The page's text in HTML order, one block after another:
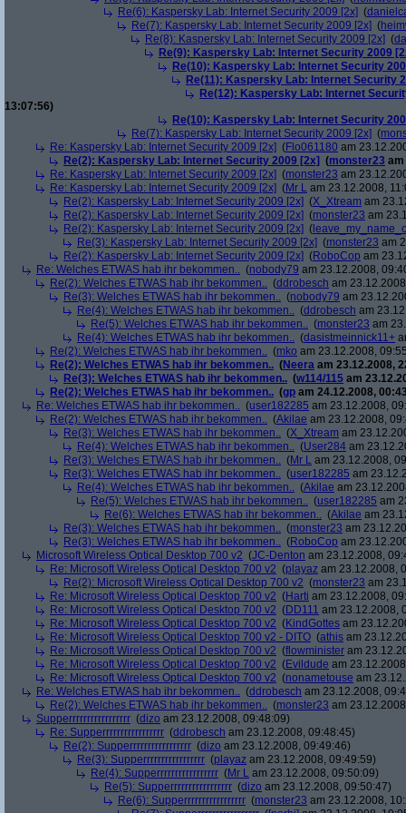
Re(6): Kaspersky Lab: Internet Security 2009 [2x] (
Re(7): Kaspersky Lab: Internet Security 2009 [2x] (
Re(8): Kaspersky Lab: Internet Security 2009 [2x] (
Re(9): Kaspersky Lab: Internet Security 2009
Re(10): Kaspersky Lab: Internet Security
Re(11): Kaspersky Lab: Internet Security
Re(12): Kaspersky Lab: Internet
13:07:56)
Re(10): Kaspersky Lab: Internet Security
Re(7): Kaspersky Lab: Internet Security 2009 [2x] (
Re: Kaspersky Lab: Internet Security 2009 [2x] (Flo061180 am
Re(2): Kaspersky Lab: Internet Security 2009 [2x] (monster23 am
Re: Kaspersky Lab: Internet Security 2009 [2x] (monster23 am
Re: Kaspersky Lab: Internet Security 2009 [2x] (Mr L am 23.12.2008,
Re(2): Kaspersky Lab: Internet Security 2009 [2x] (X_Xtream am
Re(2): Kaspersky Lab: Internet Security 2009 [2x] (monster23 am
Re(2): Kaspersky Lab: Internet Security 2009 [2x] (
Re(3): Kaspersky Lab: Internet Security 2009 [2x] (monster23 am
Re(2): Kaspersky Lab: Internet Security 2009 [2x] (RoboCop am
Re: Welches ETWAS hab ihr bekommen.. (nobody79 am 23.12.2008,
Re(2): Welches ETWAS hab ihr bekommen.. (ddrobesch am
Re(3): Welches ETWAS hab ihr bekommen.. (nobody79 am
Re(4): Welches ETWAS hab ihr bekommen.. (ddrobesch am
Re(5): Welches ETWAS hab ihr bekommen.. (monster23 am
Re(4): Welches ETWAS hab ihr bekommen.. (dasistmeinnick11+
Re(2): Welches ETWAS hab ihr bekommen.. (mko am 23.12.2008,
Re(2): Welches ETWAS hab ihr bekommen.. (Neera am 23.12.2008,
Re(3): Welches ETWAS hab ihr bekommen.. (w114/115 am
Re(2): Welches ETWAS hab ihr bekommen.. (gp am 24.12.2008,
Re: Welches ETWAS hab ihr bekommen.. (user182285 am 23.12.2008,
Re(2): Welches ETWAS hab ihr bekommen.. (Akilae am 23.12.2008,
Re(3): Welches ETWAS hab ihr bekommen.. (X_Xtream am
Re(4): Welches ETWAS hab ihr bekommen.. (User284 am
Re(3): Welches ETWAS hab ihr bekommen.. (Mr L am 23.12.2008,
Re(3): Welches ETWAS hab ihr bekommen.. (user182285 am
Re(4): Welches ETWAS hab ihr bekommen.. (Akilae am
Re(5): Welches ETWAS hab ihr bekommen.. (user182285 am
Re(6): Welches ETWAS hab ihr bekommen.. (Akilae am
Re(3): Welches ETWAS hab ihr bekommen.. (monster23 am
Re(3): Welches ETWAS hab ihr bekommen.. (RoboCop am
Microsoft Wireless Optical Desktop 700 v2 (JC-Denton am 23.12.2008,
Re: Microsoft Wireless Optical Desktop 700 v2 (playaz am 23.12.2008,
Re(2): Microsoft Wireless Optical Desktop 700 v2 (monster23 am
Re: Microsoft Wireless Optical Desktop 700 v2 (Harti am 23.12.2008,
Re: Microsoft Wireless Optical Desktop 700 v2 (DD111 am 23.12.2008,
Re: Microsoft Wireless Optical Desktop 700 v2 (KindGottes am
Re: Microsoft Wireless Optical Desktop 700 v2 - DITO (athis am
Re: Microsoft Wireless Optical Desktop 700 v2 (flowminister am
Re: Microsoft Wireless Optical Desktop 700 v2 (Evildude am
Re: Microsoft Wireless Optical Desktop 700 v2 (nonametouse am
Re: Welches ETWAS hab ihr bekommen.. (ddrobesch am 23.12.2008,
Re(2): Welches ETWAS hab ihr bekommen.. (monster23 am
Supperrrrrrrrrrrrrrrrr (dizo am 23.12.2008, 09:48:09)
Re: Supperrrrrrrrrrrrrrrrr (ddrobesch am 23.12.2008, 09:48:45)
Re(2): Supperrrrrrrrrrrrrrrrr (dizo am 23.12.2008, 09:49:46)
Re(3): Supperrrrrrrrrrrrrrrrr (playaz am 23.12.2008, 09:49:59)
Re(4): Supperrrrrrrrrrrrrrrrr (Mr L am 23.12.2008, 09:50:09)
Re(5): Supperrrrrrrrrrrrrrrrr (dizo am 23.12.2008, 09:50:47)
Re(6): Supperrrrrrrrrrrrrrrrr (monster23 am 23.12.2008,